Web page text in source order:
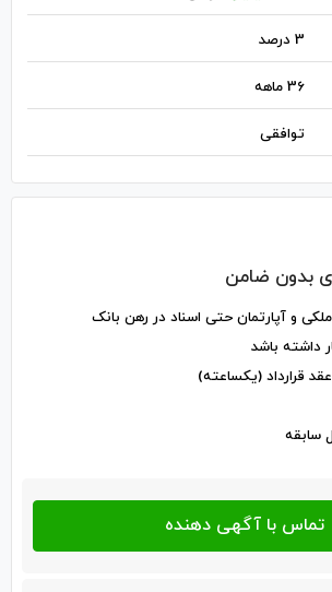
3 درصد
36 ماهه
توافقی
بدون ضامن
و آپارتمان حتی اسناد در رهن بانک
داشته باشد
قرارداد (یکساعته)